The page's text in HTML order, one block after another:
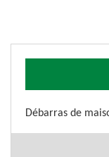
Débarras de